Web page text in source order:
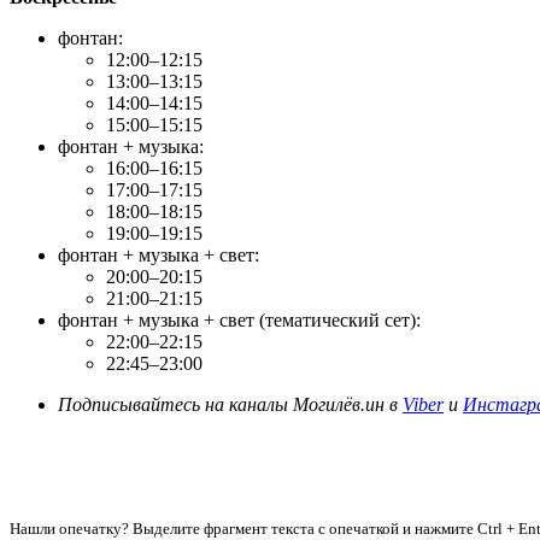
фонтан:
12:00–12:15
13:00–13:15
14:00–14:15
15:00–15:15
фонтан + музыка:
16:00–16:15
17:00–17:15
18:00–18:15
19:00–19:15
фонтан + музыка + свет:
20:00–20:15
21:00–21:15
фонтан + музыка + свет (тематический сет):
22:00–22:15
22:45–23:00
Подписывайтесь на каналы Могилёв.ин в Viberи
Нашли опечатку? Выделите фрагмент текста с опечаткой и нажмите Ctrl +